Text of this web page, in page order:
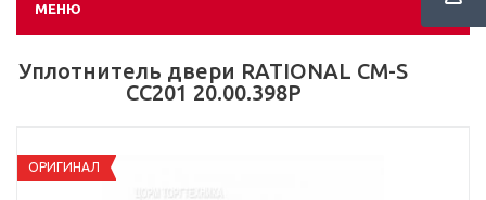
МЕНЮ
Уплотнитель двери RATIONAL CM-S
CC201 20.00.398P
ОРИГИНАЛ